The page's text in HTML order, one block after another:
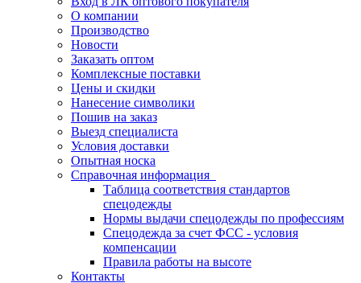
О компании
Производство
Новости
Заказать оптом
Комплексные поставки
Цены и скидки
Нанесение символики
Пошив на заказ
Выезд специалиста
Условия доставки
Опытная носка
Справочная информация
Таблица соответствия стандартов
спецодежды
Нормы выдачи спецодежды по профессиям
Спецодежда за счет ФСС - условия
компенсации
Правила работы на высоте
Контакты